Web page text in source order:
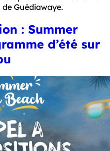
Guédiawaye.
: Summer
d’été sur